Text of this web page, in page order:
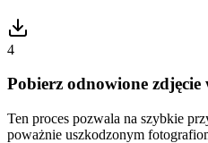
4
Pobierz odnowione
Ten proces pozwala na szybkie
poważnie uszkodzonym